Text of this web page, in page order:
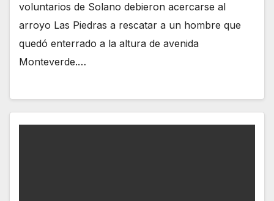
voluntarios de Solano debieron acercarse al
arroyo Las Piedras a rescatar a un hombre que
quedó enterrado a la altura de avenida
Monteverde.…